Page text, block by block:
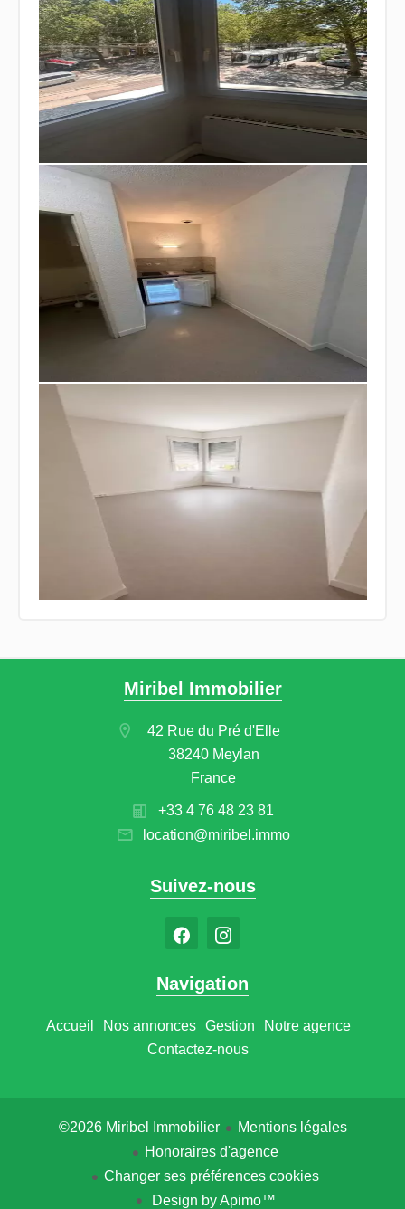
Miribel Immobilier
42 Rue du Pré d'Elle
38240 Meylan
France
+33 4 76 48 23 81
location@miribel.immo
Suivez-nous
Navigation
Accueil Nos annonces Gestion
Notre agence
Contactez-nous
©2026 Miribel Immobilier
Mentions légales
Honoraires d'agence
Changer ses préférences cookies
Design byApimo™